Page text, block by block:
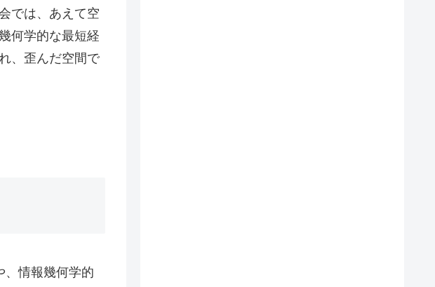
では、あえて空
何学的な最短経
、歪んだ空間で
、情報幾何学的